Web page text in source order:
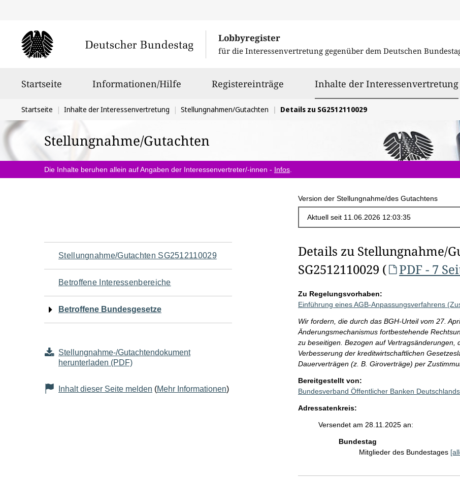
Lobbyregister
für die Interessenvertretung gegenüber dem Deutschen
Startseite Informationen/Hilfe Registereinträge Inhalte der Interessenvertretung
Sie
befinden
sich
hier:
Startseite Inhalte der Interessenvertretung Stellungnahmen/Gutachten Details zu SG2512110029
Stellungnahme/Gutachten
Die Inhalte beruhen allein auf Angaben der Interessenvertreter/-innen - Infos
Version der Stellungnahme/des Gutachtens
Navigation
für
den
Seiteninhalt
Stellungnahme/Gutachten SG2512110029
Betroffene Interessenbereiche
Betroffene Bundesgesetze
Stellungnahme-/Gutachtendokument
herunterladen (PDF)
Inhalt dieser Seite melden (Mehr Informationen)
Details zu Stellungnahme/
SG2512110029 (
PDF - 7
Zu Regelungsvorhaben:
Einführung eines AGB-Anpassungsverfahrens
Wir fordern, die durch das BGH-Urteil vom 27.
Änderungsmechanismus fortbestehende
zu beseitigen. Bezogen auf
Verbesserung der kreditwirtschaftlichen
Dauerverträgen (z. B. Giroverträge) per
Bereitgestellt von:
Bundesverband Öffentlicher Banken
Adressatenkreis:
Versendet am 28.11.2025 an:
Bundestag
Mitglieder des Bundestages